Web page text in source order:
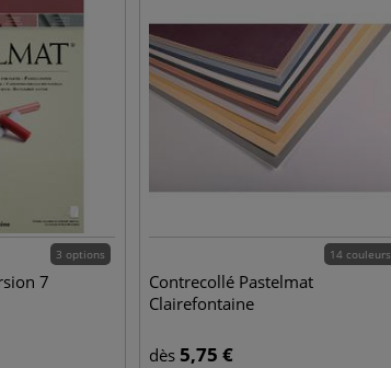
3 options
7
14 couleurs
Contrecollé Pastelmat
Clairefontaine
dès 5,75 €